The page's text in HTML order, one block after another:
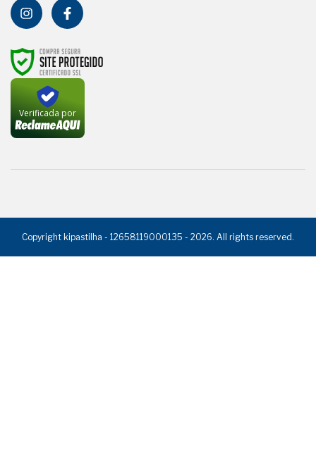
Verificada por
Copyright kipastilha - 12658119000135 - 2026. All rights reserved.